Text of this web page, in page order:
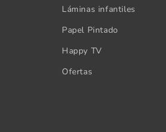
Láminas infantiles
Papel Pintado
Happy TV
Ofertas